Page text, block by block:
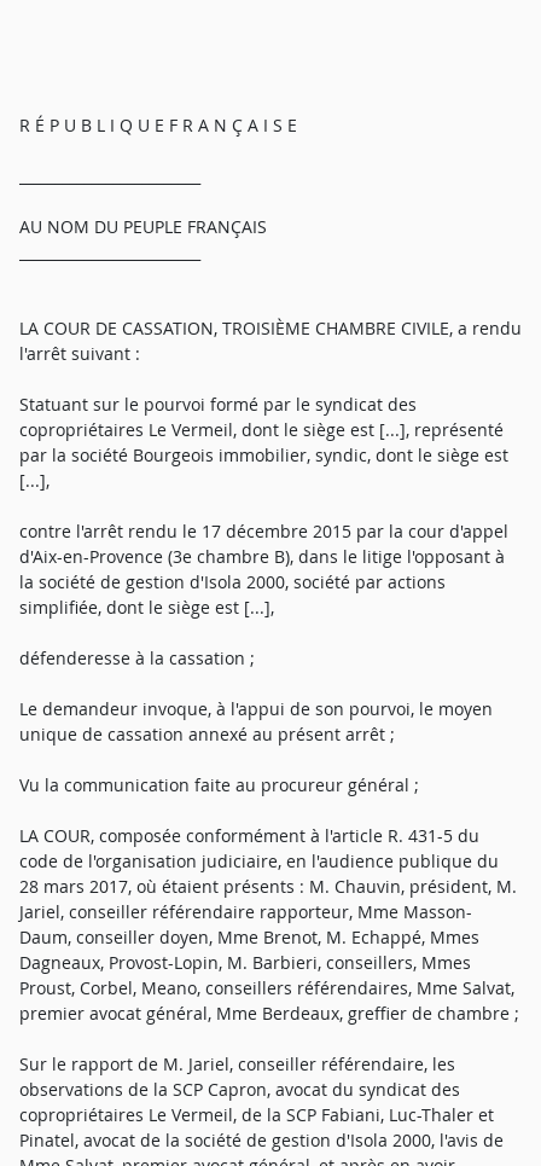
R É P U B L I Q U E F R A N Ç A I S E
AU NOM DU PEUPLE FRANÇAIS
LA COUR DE CASSATION, TROISIÈME CHAMBRE CIVILE, a rendu
l'arrêt suivant :
Statuant sur le pourvoi formé par le syndicat des
copropriétaires Le Vermeil, dont le siège est [...], représenté
par la société Bourgeois immobilier, syndic, dont le siège est
[...],
contre l'arrêt rendu le 17 décembre 2015 par la cour d'appel
d'Aix-en-Provence (3e chambre B), dans le litige l'opposant à
la société de gestion d'Isola 2000, société par actions
simplifiée, dont le siège est [...],
défenderesse à la cassation ;
Le demandeur invoque, à l'appui de son pourvoi, le moyen
unique de cassation annexé au présent arrêt ;
Vu la communication faite au procureur général ;
LA COUR, composée conformément à l'article R. 431-5 du
code de l'organisation judiciaire, en l'audience publique du
28 mars 2017, où étaient présents : M. Chauvin, président, M.
Jariel, conseiller référendaire rapporteur, Mme Masson-
Daum, conseiller doyen, Mme Brenot, M. Echappé, Mmes
Dagneaux, Provost-Lopin, M. Barbieri, conseillers, Mmes
Proust, Corbel, Meano, conseillers référendaires, Mme Salvat,
premier avocat général, Mme Berdeaux, greffier de chambre ;
Sur le rapport de M. Jariel, conseiller référendaire, les
observations de la SCP Capron, avocat du syndicat des
copropriétaires Le Vermeil, de la SCP Fabiani, Luc-Thaler et
Pinatel, avocat de la société de gestion d'Isola 2000, l'avis de